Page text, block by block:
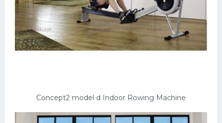
Concept2 model d Indoor Rowing Machine